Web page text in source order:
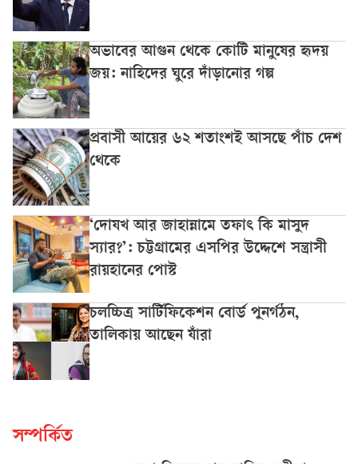
অভাবের আগুন থেকে কোটি মানুষের হৃদয়
জয়: নাহিদের ঘুরে দাঁড়ানোর গল্প
প্রবাসী আয়ের ৬২ শতাংশই আসছে পাঁচ দেশ
থেকে
‘দোযখ আর জাহান্নামে তফাৎ কি মাসুদ
স্যার?’: চট্টগ্রামের এসপির উদ্দেশে সন্ত্রাসী
রায়হানের পোস্ট
চলচ্চিত্র সার্টিফিকেশন বোর্ড পুনর্গঠন,
তালিকায় আছেন যাঁরা
সম্পর্কিত